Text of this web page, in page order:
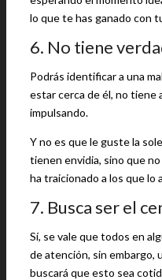
lo que te has ganado con
6. No tiene
Podrás identificar a una
estar cerca de él, no tiene
impulsando.
Y no es que le guste la
tienen envidia, sino que
ha traicionado a los que lo
7. Busca ser el
Sí, se vale que todos en
de atención, sin embargo,
buscará que esto sea